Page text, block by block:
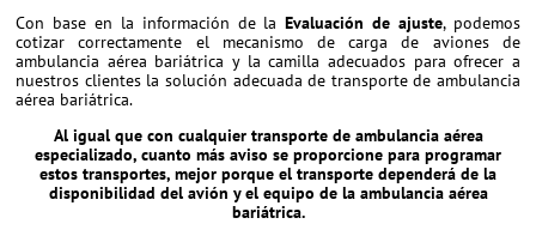
Con base en la información de laEvaluación de ajuste, podemos
cotizar correctamente el mecanismo de carga de aviones de
ambulancia aérea bariátrica y la camilla adecuados para ofrecer a
nuestros clientes la solución adecuada de transporte de ambulancia
aérea bariátrica.
Al igual que con cualquier transporte de ambulancia aérea
especializado, cuanto más aviso se proporcione para programar
estos transportes, mejor porque el transporte dependerá de la
disponibilidad del avión y el equipo de la ambulancia aérea
bariátrica.